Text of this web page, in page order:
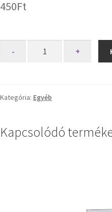
450Ft
- +
Kategória: Egyéb
Kapcsolódó